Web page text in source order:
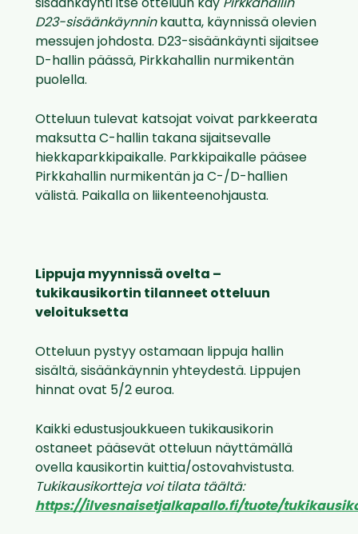
sisäänkäynti itse otteluun käy Pirkkahallin
D23-sisäänkäynninkautta, käynnissä olevien
messujen johdosta. D23-sisäänkäynti sijaitsee
D-hallin päässä, Pirkkahallin nurmikentän
puolella.
Otteluun tulevat katsojat voivat parkkeerata
maksutta C-hallin takana sijaitsevalle
hiekkaparkkipaikalle. Parkkipaikalle pääsee
Pirkkahallin nurmikentän ja C-/D-hallien
välistä. Paikalla on liikenteenohjausta.
Lippuja myynnissä ovelta –
tukikausikortin tilanneet otteluun
veloituksetta
Otteluun pystyy ostamaan lippuja hallin
sisältä, sisäänkäynnin yhteydestä. Lippujen
hinnat ovat 5/2 euroa.
Kaikki edustusjoukkueen tukikausikorin
ostaneet pääsevät otteluun näyttämällä
ovella kausikortin kuittia/ostovahvistusta.
Tukikausikortteja voi tilata täältä:
https://ilvesnaisetjalkapallo.fi/tuote/